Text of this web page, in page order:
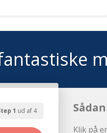
1 ud af 4
Klik på